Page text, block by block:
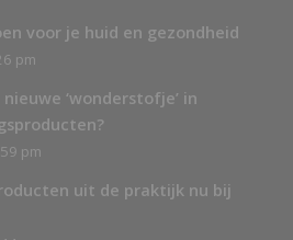
voor je huid en gezondheid
pm
‘wonderstofje’ in
pm
uit de praktijk nu bij